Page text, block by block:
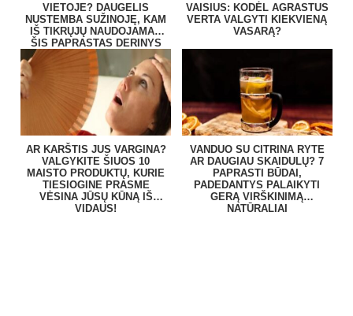
VIETOJE? DAUGELIS
NUSTEMBA SUŽINOJĘ, KAM
IŠ TIKRŲJŲ NAUDOJAMAS
ŠIS PAPRASTAS DERINYS
VAISIUS: KODĖL AGRASTUS
VERTA VALGYTI KIEKVIENĄ
VASARĄ?
AR KARŠTIS JUS VARGINA?
VALGYKITE ŠIUOS 10
MAISTO PRODUKTŲ, KURIE
TIESIOGINE PRASME
VĖSINA JŪSŲ KŪNĄ IŠ
VIDAUS!
VANDUO SU CITRINA RYTE
AR DAUGIAU SKAIDULŲ? 7
PAPRASTI BŪDAI,
PADEDANTYS PALAIKYTI
GERĄ VIRŠKINIMĄ
NATŪRALIAI